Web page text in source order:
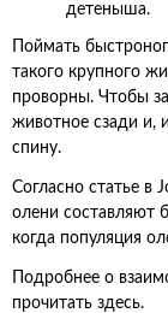
детеныша.
Поймать
такого крупного
проворны. Чтобы
животное сзади и,
спину.
Согласно статье в
олени составляют
когда популяция
Подробнее о
прочитать здесь.